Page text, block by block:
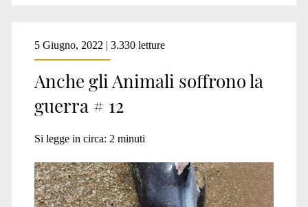
5 Giugno, 2022 | 3.330 letture
Anche gli Animali soffrono la
guerra # 12
Si legge in circa: 2 minuti